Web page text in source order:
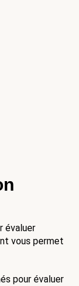
évaluer
vous permet
pour évaluer